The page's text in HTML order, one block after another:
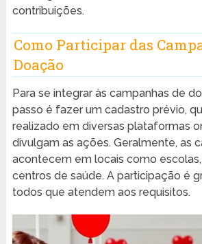
contribuições.
Como Participar das
Doação
Para se integrar às campanhas de
passo é fazer um cadastro prévio,
realizado em diversas plataformas
divulgam as ações. Geralmente, as
acontecem em locais como
centros de saúde. A participação é
todos que atendem aos requisitos.